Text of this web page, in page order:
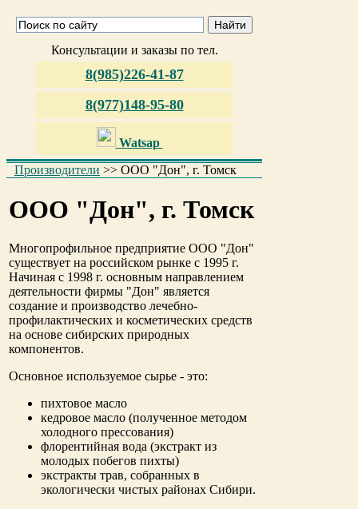
Консультации и заказы по тел.
8(985)226-41-87
8(977)148-95-80
Watsap
Производители >> ООО "Дон", г. Томск
ООО "Дон", г. Томск
Многопрофильное предприятие ООО "Дон"
существует на российском рынке с 1995 г.
Начиная с 1998 г. основным направлением
деятельности фирмы "Дон" является
создание и производство лечебно-
профилактических и косметических средств
на основе сибирских природных
компонентов.
Основное используемое сырье - это:
пихтовое масло
кедровое масло (полученное методом
холодного прессования)
флорентийная вода (экстракт из
молодых побегов пихты)
экстракты трав, собранных в
экологически чистых районах Сибири.